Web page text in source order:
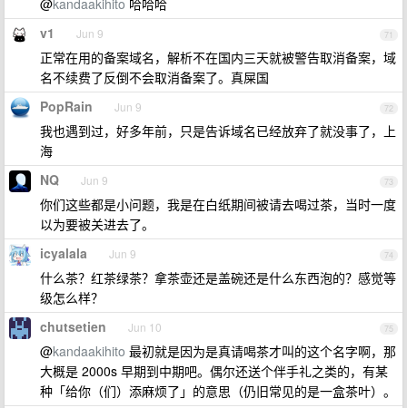
@kandaakihito 哈哈哈
71
v1 Jun 9
正常在用的备案域名，解析不在国内三天就被警告取消备案，域
名不续费了反倒不会取消备案了。真屎国
72
PopRain Jun 9
我也遇到过，好多年前，只是告诉域名已经放弃了就没事了，上
海
73
NQ Jun 9
你们这些都是小问题，我是在白纸期间被请去喝过茶，当时一度
以为要被关进去了。
74
icyalala Jun 9
什么茶？红茶绿茶？拿茶壶还是盖碗还是什么东西泡的？感觉等
级怎么样？
75
chutsetien Jun 10
@kandaakihito 最初就是因为是真请喝茶才叫的这个名字啊，那
大概是 2000s 早期到中期吧。偶尔还送个伴手礼之类的，有某
种「给你（们）添麻烦了」的意思（仍旧常见的是一盒茶叶）。